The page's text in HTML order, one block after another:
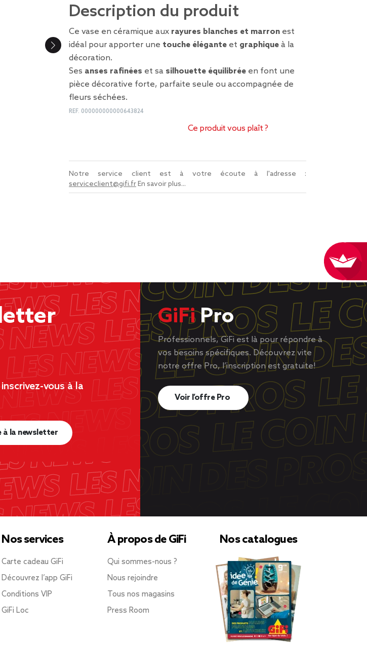
Description du produit
Ce vase en céramique aux rayures blanches et marron est
idéal pour apporter une touche élégante et graphique à la
décoration.
Ses anses rafinées et sa silhouette équilibrée en font une
pièce décorative forte, parfaite seule ou accompagnée de
fleurs séchées.
REF. 000000000000643824
Ce produit vous plaît ?
Notre service client est à votre écoute à l'adresse :
serviceclient@gifi.frEn savoir plus...
vous à la
à la newsletter
GiFiPro
Professionnels, GiFi est là pour répondre à
vos besoins spécifiques. Découvrez vite
notre offre Pro, l’inscription est gratuite!
Voir l’offre Pro
Nos services
Carte cadeau GiFi
Découvrez l’app GiFi
Conditions VIP
GiFi Loc
À propos de GiFi
Qui sommes-nous ?
Nous rejoindre
Tous nos magasins
Press Room
Nos catalogues